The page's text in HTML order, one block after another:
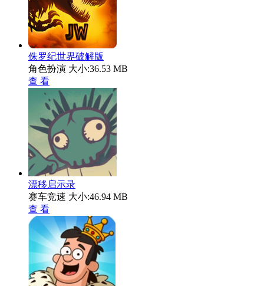
侏罗纪世界破解版
角色扮演 大小:36.53 MB
查 看
漂移启示录
赛车竞速 大小:46.94 MB
查 看